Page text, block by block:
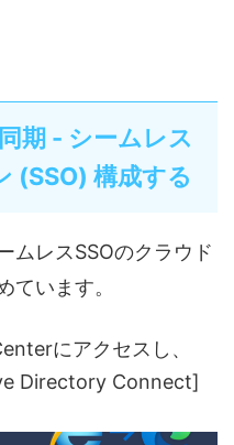
期 - シームレス
(SSO) 構成する
ムレスSSOのクラウド
ています。
にアクセスし、
Directory Connect]